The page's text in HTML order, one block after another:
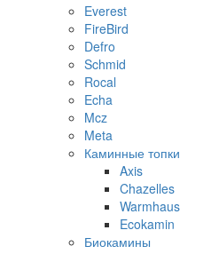
Everest
FireBird
Defro
Schmid
Rocal
Echa
Mcz
Meta
Каминные топки
Axis
Chazelles
Warmhaus
Ecokamin
Биокамины